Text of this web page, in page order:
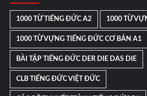
1000 TỪ TIẾNG ĐỨC A2 1000 TỪ
1000 TỪ VỰNG TIẾNG ĐỨC CƠ BẢN A1
BÀI TẬP TIẾNG ĐỨC DER DIE DAS DIE
CLB TIẾNG ĐỨC VIỆT ĐỨC